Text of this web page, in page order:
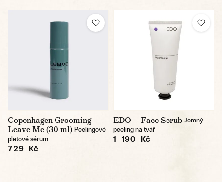
Copenhagen Grooming —
Leave Me (30 ml) Peelingové
pleťové sérum
729 Kč
EDO — Face Scrub Jemný
peeling na tvář
1 190 Kč